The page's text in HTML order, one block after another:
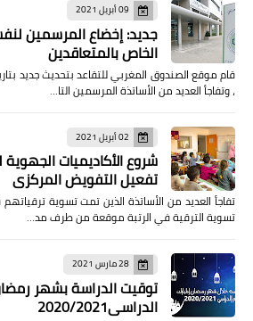
09 أبريل 2021
جديد: إخضاع المرسمين
الخاص بالمتعاقدين
، وتفاجأ العديد من الأساتذة المرسمين التا…
02 أبريل 2021
شروع الأكاديميات
تفعيل التفويض المركزي
تفاجأ العديد من الأساتذة الذين تمت تسوية
تسوية الترقية في الرتبة موقعة من طرف مد…
28 مارس 2021
توقيت الدراسة بشهر
الدراسي2020/2021